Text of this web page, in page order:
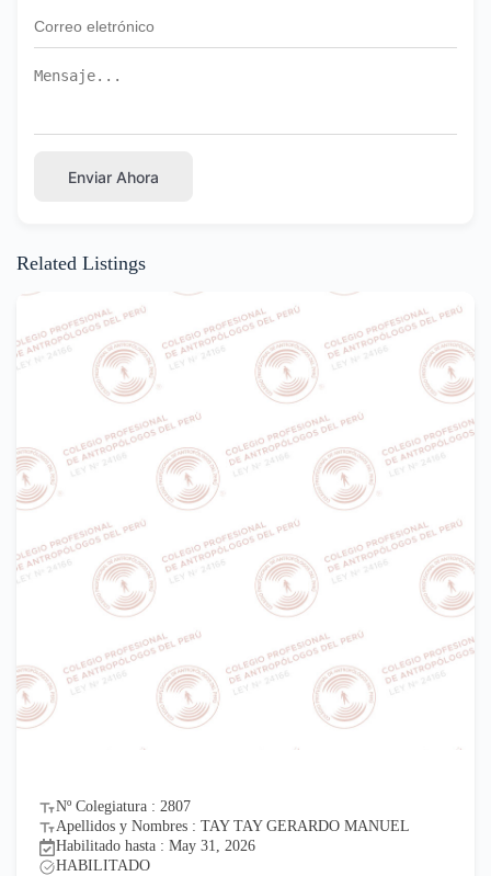
Enviar Ahora
Related Listings
Nº Colegiatura : 2807
Apellidos y Nombres : TAY TAY GERARDO MANUEL
Habilitado hasta : May 31, 2026
HABILITADO